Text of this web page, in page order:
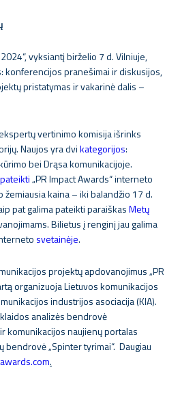
vyksiantį birželio 7 d. Vilniuje,
konferencijos pranešimai ir diskusijos,
pristatymas ir vakarinė dalis –
vertinimo komisija išrinks
Naujos yra dvikategorijos:
bei Drąsa komunikacijoje.
pateikti„PR Impact Awards“ interneto
žemiausia kaina – iki balandžio 17 d.
pat galima pateikti paraiškasMetų
Bilietus į renginį jau galima
svetainėje.
projektų apdovanojimus „PR
organizuoja Lietuvos komunikacijos
industrijos asociacija (KIA).
analizės bendrovė
komunikacijos naujienų portalas
bendrovė „Spinter tyrimai“. Daugiau
com.